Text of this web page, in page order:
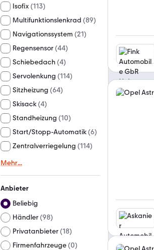
Isofix(113)
Multifunktionslenkrad (89)
Navigationssystem (21)
Regensensor(44)
Schiebedach (4)
Servolenkung (114)
Sitzheizung (64)
Skisack(4)
Standheizung (10)
Start/Stopp-Automatik(6)
Zentralverriegelung (114)
Mehr...
Anbieter
Beliebig
Händler(98)
Privatanbieter(18)
Firmenfahrzeuge(0)